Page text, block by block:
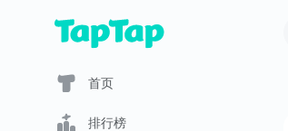
首页
排行榜